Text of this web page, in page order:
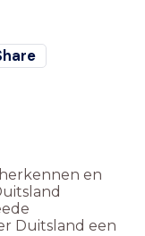
en
Duitsland een